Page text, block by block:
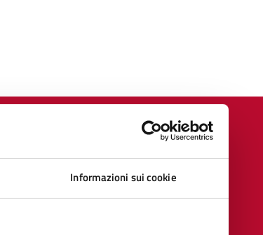
Informazioni sui cookie